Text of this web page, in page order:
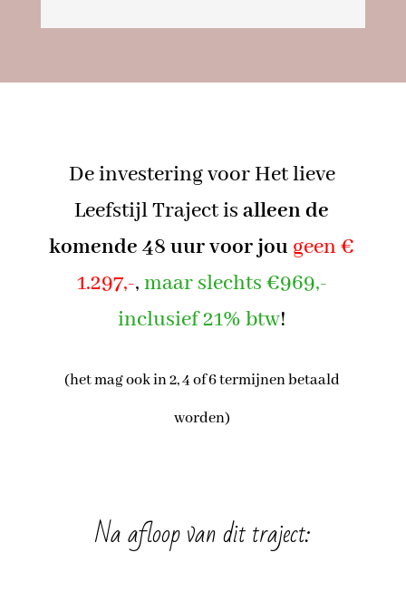
De investering voor Het lieve
Leefstijl Traject isalleen de
komende 48 uur voor jou geen €
1.297,-, maar slechts €969,-
inclusief 21% btw!
(het mag ook in 2, 4 of 6 termijnen betaald
worden)
Na afloop van dit traject: